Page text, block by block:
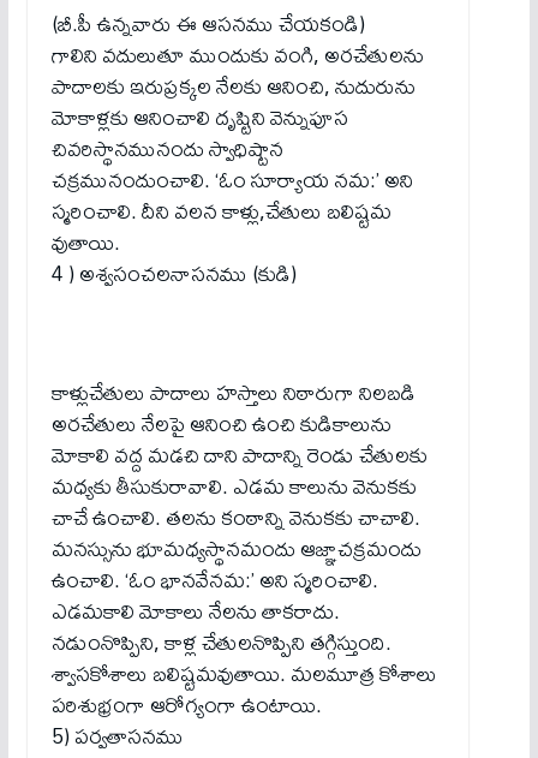
(బీ.పీ ఉన్నవారు ఈ ఆసనము చేయకండి)
గాలిని వదులుతూ ముందుకు వంగి, అరచేతులను
పాదాలకు ఇరుప్రక్కల నేలకు ఆనించి, నుదురును
మోకాళ్లకు ఆనించాలి దృష్టిని వెన్నుపూస
చివరిస్థానమునందు స్వాధిష్టాన
చక్రమునందుంచాలి. ‘ఓం సూర్యాయ నమ:’ అని
స్మరించాలి. దీని వలన కాళ్లు,చేతులు బలిష్టమ
వుతాయి.
4 ) అశ్వసంచలనాసనము (కుడి)
కాళ్లుచేతులు పాదాలు హస్తాలు నిఠారుగా నిలబడి
అరచేతులు నేలపై ఆనించి ఉంచి కుడికాలును
మోకాలి వద్ద మడచి దాని పాదాన్ని రెండు చేతులకు
మధ్యకు తీసుకురావాలి. ఎడమ కాలును వెనుకకు
చాచే ఉంచాలి. తలను కంఠాన్ని వెనుకకు చాచాలి.
మనస్సును భూమధ్యస్థానమందు ఆజ్ఞాచక్రమందు
ఉంచాలి. ‘ఓం భానవేనమ:’ అని స్మరించాలి.
ఎడమకాలి మోకాలు నేలను తాకరాదు.
నడుంనొప్పిని, కాళ్ల చేతులనొప్పిని తగ్గిస్తుంది.
శ్వాసకోశాలు బలిష్టమవుతాయి. మలమూత్ర కోశాలు
పరిశుభ్రంగా ఆరోగ్యంగా ఉంటాయి.
5) పర్వతాసనము